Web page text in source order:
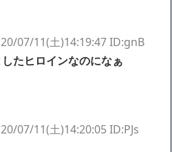
20/07/11(土)14:19:47 ID:gnB
たヒロインなのになぁ
20/07/11(土)14:20:05 ID:PJs